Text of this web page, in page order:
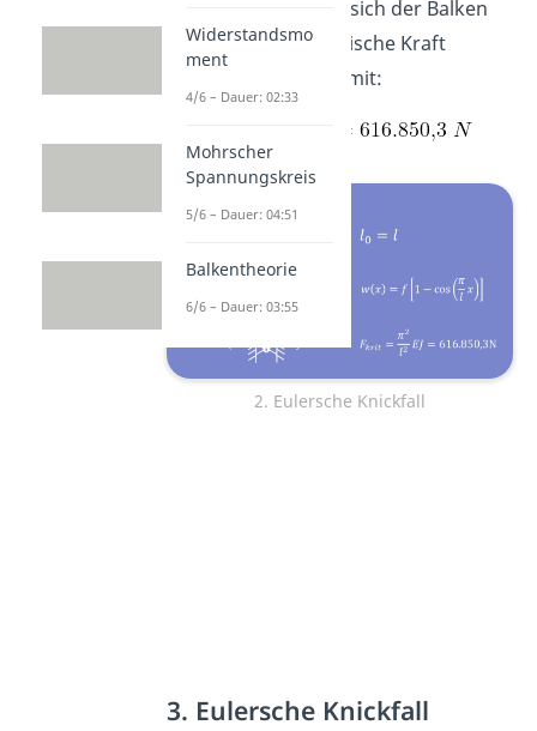
Wie erwartet, wölbt sich der Balken
nach außen. Die kritische Kraft
berechnet sich hier mit:
2. Eulersche Knickfall
3. Eulersche Knickfall
Widerstandsmo
ment
4/6 – Dauer: 02:33
Mohrscher
Spannungskreis
5/6 – Dauer: 04:51
Balkentheorie
6/6 – Dauer: 03:55